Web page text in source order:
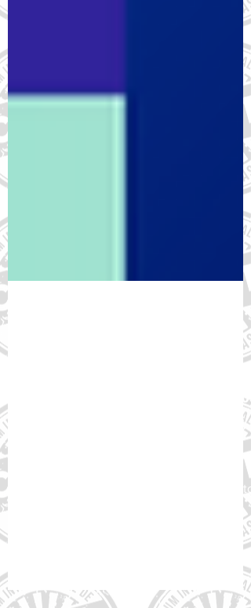
abre as inscrições para projetos
sobre tecnologia em saúde -
Estão abertas as inscrições para o Circuito
Circuit) . O Circuito acontecerá nos dias 26